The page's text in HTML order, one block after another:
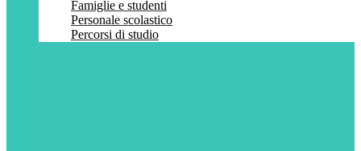
Famiglie e studenti
Personale scolastico
Percorsi di studio